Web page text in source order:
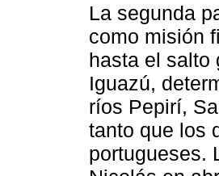
La segunda
como misión
hasta el salto
Iguazú,
ríos Pepirí,
tanto que los
portugueses.